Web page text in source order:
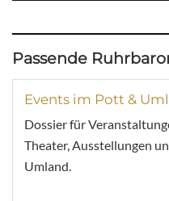
Passende
Events im Pott &
Dossier für
Theater, Ausstellungen
Umland.